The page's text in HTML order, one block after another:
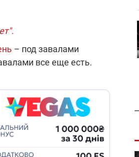
– под завалами
все еще есть.
стрелковая
Воздушных